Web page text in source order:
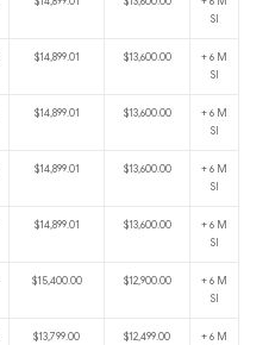
SI
$14,899.01 $13,600.00
+ 6 M
SI
$14,899.01 $13,600.00
+ 6 M
SI
$14,899.01 $13,600.00
+ 6 M
SI
$14,899.01 $13,600.00
+ 6 M
SI
$15,400.00 $12,900.00
+ 6 M
SI
$13,799.00 $12,499.00
+ 6 M